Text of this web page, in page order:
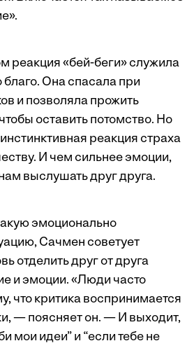
реакция «бей-беги» служила
Она спасала при
и позволяла прожить
оставить потомство. Но
реакция страха
И чем сильнее эмоции,
выслушать друг друга.
эмоционально
Сачмен советует
отделить друг от друга
и эмоции. «Люди часто
что критика воспринимается
— поясняет он. — И выходит,
мои идеи” и “если тебе не